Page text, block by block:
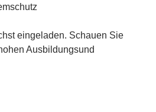
eingeladen. Schauen Sie
Ausbildungsund